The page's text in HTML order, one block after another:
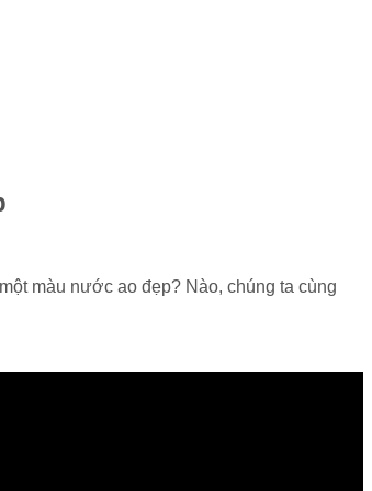
màu nước ao đẹp? Nào, chúng ta cùng